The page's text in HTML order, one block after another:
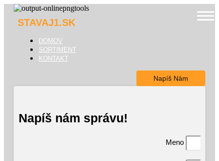
STAVAJ1.SK
DOMOV
SORTIMENT
KONTAKT
Napíš Nám
Napíš nám správu!
Meno
Domov
Sortiment